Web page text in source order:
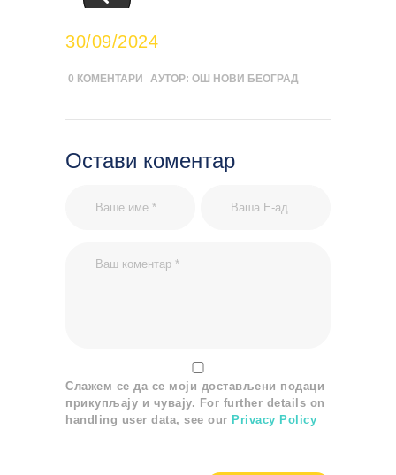
30/09/2024
0 КОМЕНТАРИ АУТОР: ОШ НОВИ БЕОГРАД
Остави коментар
Слажем се да се моји достављени подаци
прикупљају и чувају. For further details on
handling user data, see our Privacy Policy